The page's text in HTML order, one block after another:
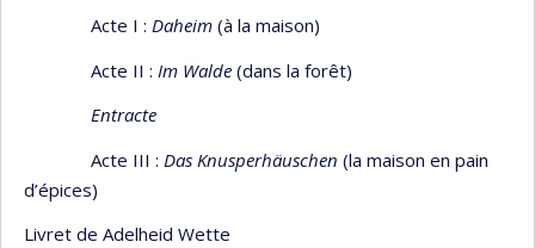
Acte I : Daheim (à la maison)
Acte II : Im Walde (dans la forêt)
Entracte
Acte III : Das Knusperhäuschen (la maison en pain
d’épices)
Livret de Adelheid Wette